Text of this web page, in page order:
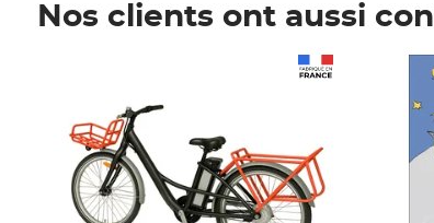
Nos clients ont aussi
Prix